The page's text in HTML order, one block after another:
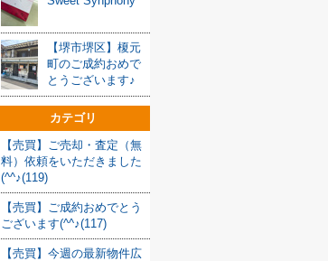
【堺市堺区】榎元
町のご成約おめで
とうございます♪
カテゴリ
【売買】ご売却・査定（無
料）依頼をいただきました
(^^♪(119)
【売買】ご成約おめでとう
ございます(^^♪(117)
【売買】今週の最新物件広